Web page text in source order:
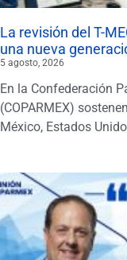
La revisión del T-
una nueva
5 agosto, 2026
En la Confederación
(COPARMEX)
México, Estados